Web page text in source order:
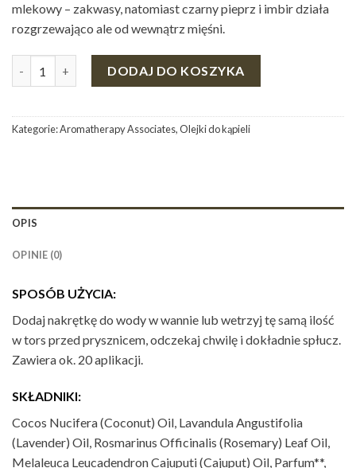
mlekowy – zakwasy, natomiast czarny pieprz i imbir działa
rozgrzewająco ale od wewnątrz mięśni.
DODAJ DO KOSZYKA
Kategorie:Aromatherapy Associates,Olejki do kąpieli
OPIS
OPINIE (0)
SPOSÓB UŻYCIA:
Dodaj nakrętkę do wody w wannie lub wetrzyj tę samą ilość
w tors przed prysznicem, odczekaj chwilę i dokładnie spłucz.
Zawiera ok. 20 aplikacji.
SKŁADNIKI:
Cocos Nucifera (Coconut) Oil, Lavandula Angustifolia
(Lavender) Oil, Rosmarinus Officinalis (Rosemary) Leaf Oil,
Melaleuca Leucadendron Cajuputi (Cajuput) Oil, Parfum**,